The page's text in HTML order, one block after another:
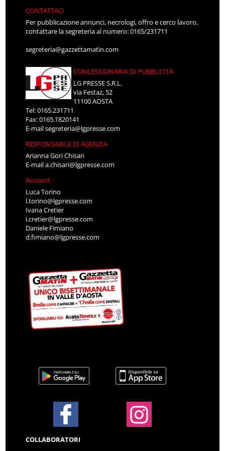
CONTATTACI
Per pubblicazione annunci, necrologi, offro e cerco lavoro,
contattare la segreteria al numero: 0165/231711
segreteria@gazzettamatin.com
CONCESSIONARIA DI PUBBLICITÀ
LG PRESSE S.R.L.
via Festaz, 52
11100 AOSTA
Tel: 0165.231711
Fax: 0165.1820141
E-mailsegreteria@lgpresse.com
RESPONSABILE DI AGENZIA
Arianna Gori Chisari
E-maila.chisari@lgpresse.com
Account
Luca Torino
l.torino@lgpresse.com
Ivana Cretier
i.cretier@lgpresse.com
Daniele Fimiano
d.fimiano@lgpresse.com
COLLABORATORI